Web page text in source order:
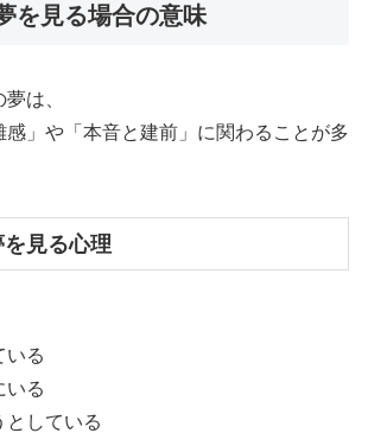
を見る場合の意味
は、
感」や「本音と建前」に関わることが多
見る心理
いる
いる
としている